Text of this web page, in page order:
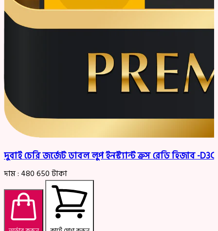
দুবাই চেরি জর্জেট ডাবল লুপ ইনস্ট্যান্ট ক্রস রেডি হিজাব -
দাম : 480650টাকা